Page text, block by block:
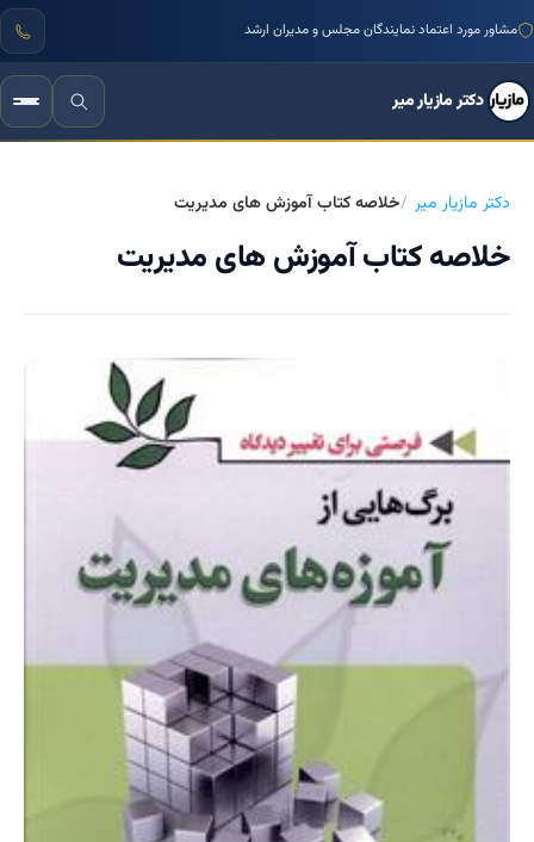
مشاور مورد اعتماد نمایندگان مجلس و مدیران ارشد
دکتر مازیار میر
دکتر مازیار میر خلاصه کتاب آموزش های مدیریت
خلاصه کتاب آموزش های مدیریت